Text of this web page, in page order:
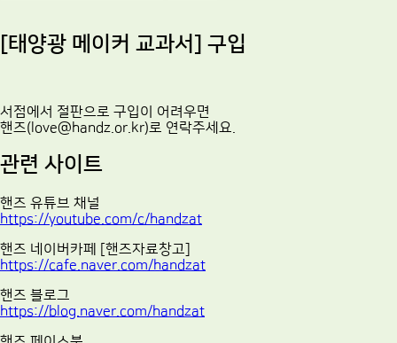
[태양광 메이커 교과서] 구입
서점에서 절판으로 구입이 어려우면
핸즈(love@handz.or.kr)로 연락주세요.
관련 사이트
핸즈 유튜브 채널
https://youtube.com/c/handzat
핸즈 네이버카페 [핸즈자료창고]
https://cafe.naver.com/handzat
핸즈 블로그
https://blog.naver.com/handzat